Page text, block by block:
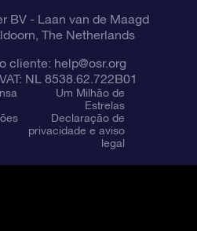
BV- Laan van de Maagd
The Netherlands
cliente: help@osr.org
NL 8538.62.722B01
Um Milhão de
Estrelas
Declaração de
privacidade e aviso
legal